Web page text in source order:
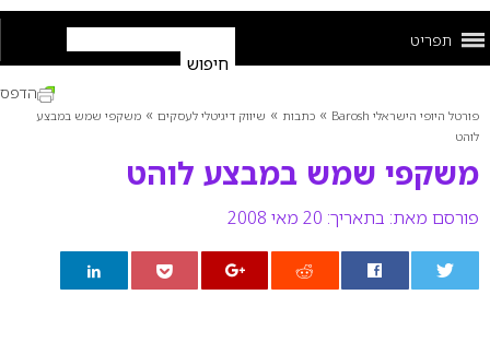
תפריט
פורטל היופי הישראלי Barosh » כתבות » שיווק דיגיטלי לעסקים » משקפי שמש במבצע
לוהט
משקפי שמש במבצע לוהט
פורסם מאת: בתאריך: 20 מאי 2008
הדפס